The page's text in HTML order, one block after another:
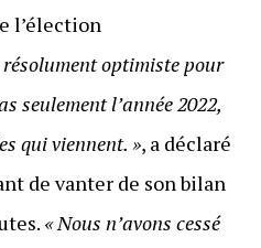
l’élection
résolument optimiste pour
seulement l’année 2022,
qui viennent. », a déclaré
de vanter de son bilan
« Nous n’avons cessé